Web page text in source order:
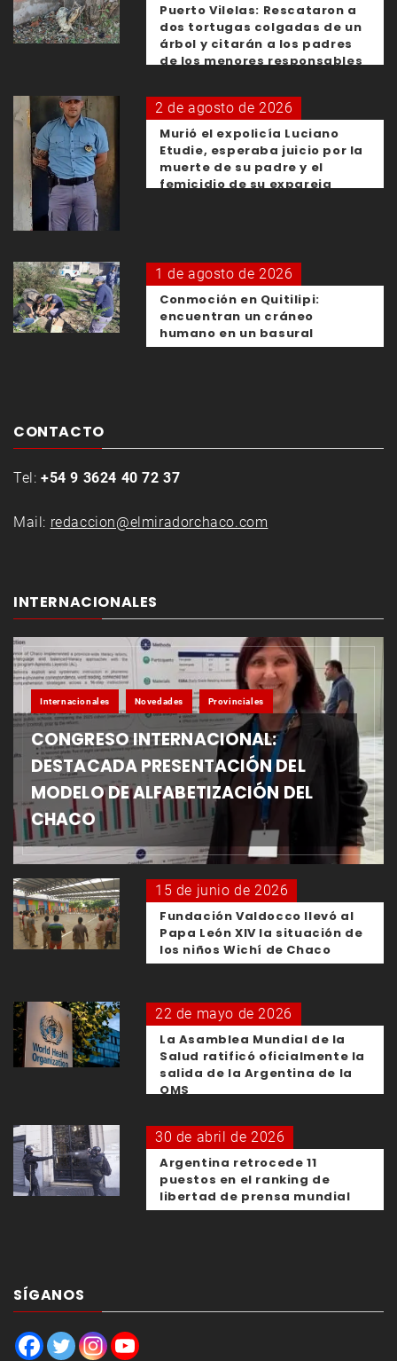
Puerto Vilelas: Rescataron a
dos tortugas colgadas de un
árbol y citarán a los padres
de los menores responsables
2 de agosto de 2026
Murió el expolicía Luciano
Etudie, esperaba juicio por la
muerte de su padre y el
femicidio de su expareja
1 de agosto de 2026
Conmoción en Quitilipi:
encuentran un cráneo
humano en un basural
CONTACTO
Tel: +54 9 3624 40 72 37
Mail: redaccion@elmiradorchaco.com
INTERNACIONALES
Internacionales Novedades Provinciales
CONGRESO INTERNACIONAL:
DESTACADA PRESENTACIÓN DEL
MODELO DE ALFABETIZACIÓN DEL
CHACO
15 de junio de 2026
Fundación Valdocco llevó al
Papa León XIV la situación de
los niños Wichí de Chaco
22 de mayo de 2026
La Asamblea Mundial de la
Salud ratificó oficialmente la
salida de la Argentina de la
OMS
30 de abril de 2026
Argentina retrocede 11
puestos en el ranking de
libertad de prensa mundial
SÍGANOS